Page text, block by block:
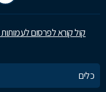
קול קורא לפרסום
כלים